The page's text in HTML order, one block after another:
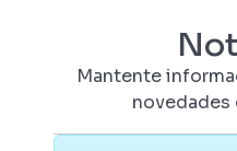
Mantente
novedades